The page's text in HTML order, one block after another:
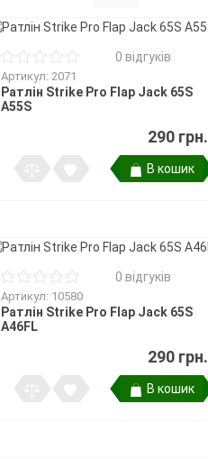
0 відгуків
Артикул: 2071
Ратлін Strike Pro Flap Jack 65S
A55S
290 грн.
В кошик
0 відгуків
Артикул: 10580
Ратлін Strike Pro Flap Jack 65S
A46FL
290 грн.
В кошик